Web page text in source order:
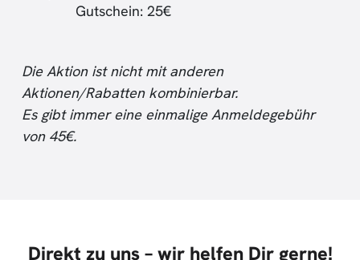
Gutschein: 25€
Die Aktion ist nicht mit anderen
Aktionen/Rabatten kombinierbar.
Es gibt immer eine einmalige Anmeldegebühr
von 45€.
Direkt zu uns – wir helfen Dir gerne!